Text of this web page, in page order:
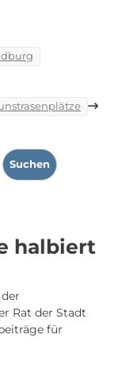
Suchen
halbiert
Rat der Stadt
für